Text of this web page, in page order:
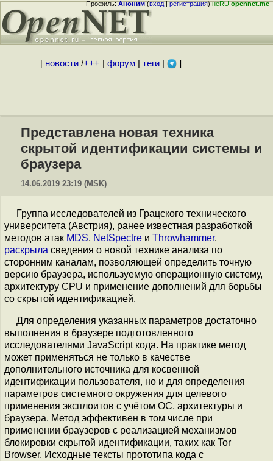
Профиль:Аноним(вход|регистрация)неRUopennet.me
[ новости/+++ форум| теги| ]
Представлена новая техника
скрытой идентификации системы и
браузера
14.06.2019 23:19 (MSK)
Группа исследователей из Грацского технического
университета (Австрия), ранее известная разработкой
методов атак MDS, NetSpectre и Throwhammer,
раскрыла сведения о новой технике анализа по
сторонним каналам, позволяющей определить точную
версию браузера, используемую операционную систему,
архитектуру CPU и применение дополнений для борьбы
со скрытой идентификацией.
Для определения указанных параметров достаточно
выполнения в браузере подготовленного
исследователями JavaScript кода. На практике метод
может применяться не только в качестве
дополнительного источника для косвенной
идентификации пользователя, но и для определения
параметров системного окружения для целевого
применения эксплоитов с учётом ОС, архитектуры и
браузера. Метод эффективен в том числе при
применении браузеров с реализацией механизмов
блокировки скрытой идентификации, таких как Tor
Browser. Исходные тексты прототипа кода с